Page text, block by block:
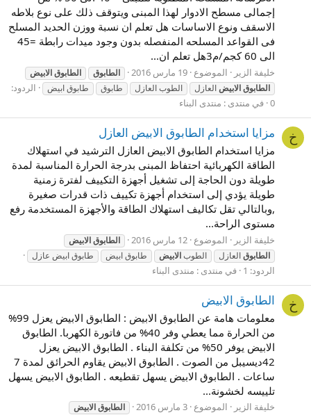
إجمالى مسطح الادوار لهذا المبنى ويتوقف ذلك على نوع بلاطه
الاسقف ونوع الاساسات هل تعلم ان نسبة ووزن الحديد المسلح
فى القواعد المسلحه المنفصله بدون وجود ميدات رابطة =45
الى 60 كجم/م3هل تعلم ان...
خليفة الزير الموضوع 19 مارس 2016 الطابوق الطابوقالابيض
الطابوقالابيضالعازل الطوب العازل طابوق طابوق ابيض
الردود:
0 في منتدى : منتدى البناء
خ مزايا استخدام الطابوق الابيض العازل
مزايا استخدام الطابوق الابيض العازل الترشيد في استهلاك
الطاقة الكهربائية احتفاظ المبنى بدرجة الحرارة المناسبة لمدة
طويلة دون الحاجة إلى تشغيل أجهزة التكييف لفترة زمنية
طويلة يؤدي إلى استخدام أجهزة تكييف ذات قدرات صغيرة
,وبالتالي تقل تكاليف استهلاك الطاقة والأجهزة المستخدمة رفع
مستوى الراحة...
خليفة الزير الموضوع 12 مارس 2016 الطابوقالابيض
الطابوقالعازل الطوبالابيض طابوق ابيض طابوق ابيض عازل
الردود: 1 في منتدى : منتدى البناء
خ الطابوق الابيض
معلومات هامة عن الطابوق الابيض : الطابوق الابيض يعزل 99%
من الحرارة مما يعطي وفر 40% من فاتورة الكهربا. الطابوق
الابيض يوفر 50% من تكلفة البناء . الطابوق الابيض يعزل
42ديسيبل من الصوت . الطابوق الابيض يقاوم الحرائق لمدة 7
ساعات . الطابوق الابيض يسهل تقطيعه . الطابوق الابيض يسهل
تلييسه لخشونة...
خليفة الزير الموضوع 3 مارس 2016 الطابوقالابيض